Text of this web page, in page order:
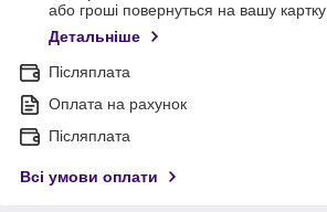
або гроші повернуться на вашу картку
Детальніше
Післяплата
Оплата на рахунок
Післяплата
Всі умови оплати